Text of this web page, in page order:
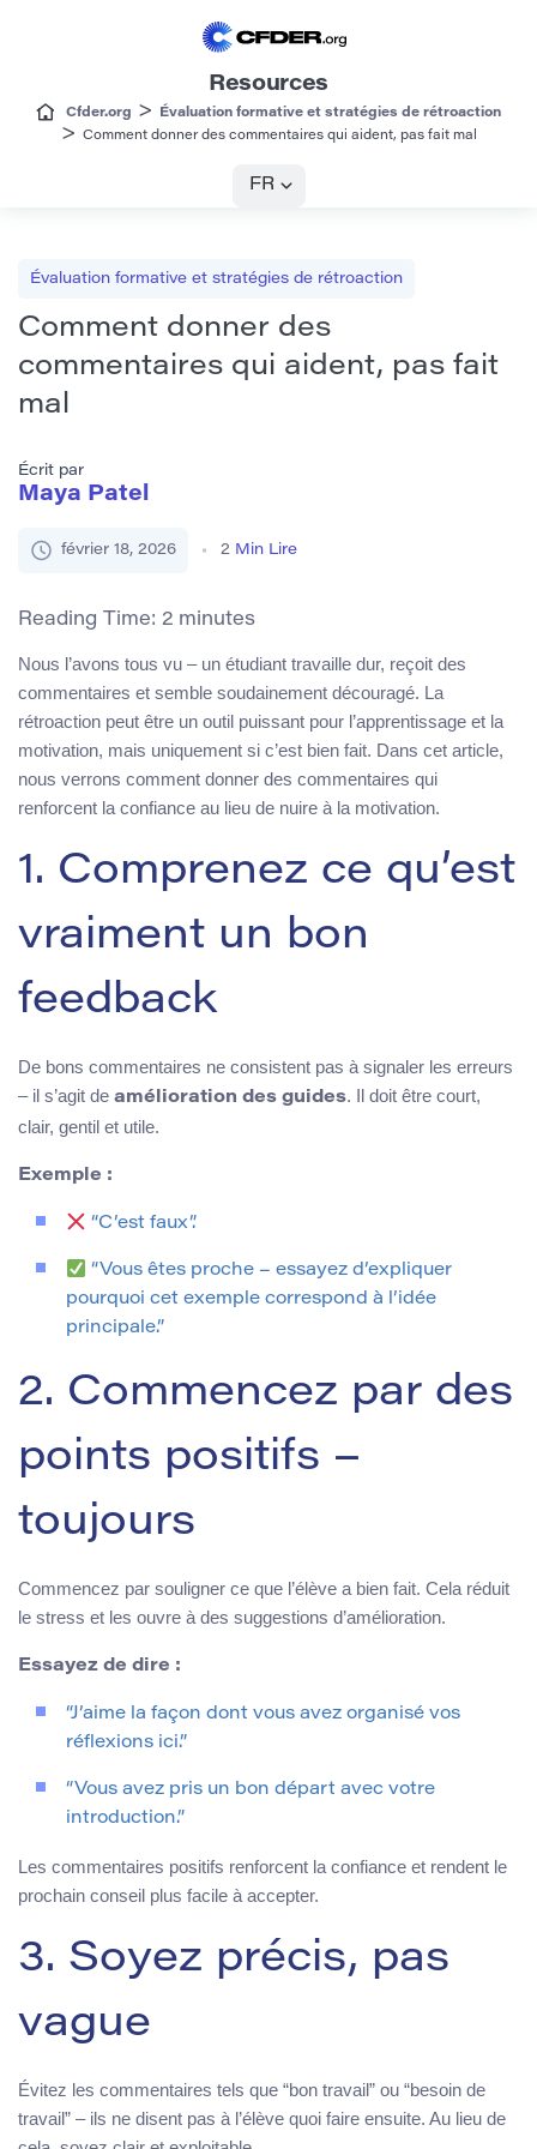
Resources
Cfder.org > Évaluation formative et stratégies de rétroaction
> Comment donner des commentaires qui aident, pas fait mal
FR
Évaluation formative et stratégies de rétroaction
Comment donner des
commentaires qui aident, pas fait
mal
Écrit par
Maya Patel
février 18, 2026 2 Min Lire
Reading Time: 2 minutes
Nous l’avons tous vu – un étudiant travaille dur, reçoit des
commentaires et semble soudainement découragé. La
rétroaction peut être un outil puissant pour l’apprentissage et la
motivation, mais uniquement si c’est bien fait. Dans cet article,
nous verrons comment donner des commentaires qui
renforcent la confiance au lieu de nuire à la motivation.
1. Comprenez ce qu’est
vraiment un bon
feedback
De bons commentaires ne consistent pas à signaler les erreurs
– il s’agit de amélioration des guides. Il doit être court,
clair, gentil et utile.
Exemple :
“C’est faux”.
“Vous êtes proche – essayez d’expliquer
pourquoi cet exemple correspond à l’idée
principale.”
2. Commencez par des
points positifs –
toujours
Commencez par souligner ce que l’élève a bien fait. Cela réduit
le stress et les ouvre à des suggestions d’amélioration.
Essayez de dire :
“J’aime la façon dont vous avez organisé vos
réflexions ici.”
“Vous avez pris un bon départ avec votre
introduction.”
Les commentaires positifs renforcent la confiance et rendent le
prochain conseil plus facile à accepter.
3. Soyez précis, pas
vague
Évitez les commentaires tels que “bon travail” ou “besoin de
travail” – ils ne disent pas à l’élève quoi faire ensuite. Au lieu de